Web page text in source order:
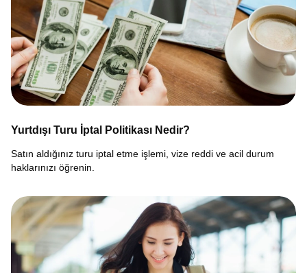
Yurtdışı Turu İptal Politikası Nedir?
Satın aldığınız turu iptal etme işlemi, vize reddi ve acil durum
haklarınızı öğrenin.